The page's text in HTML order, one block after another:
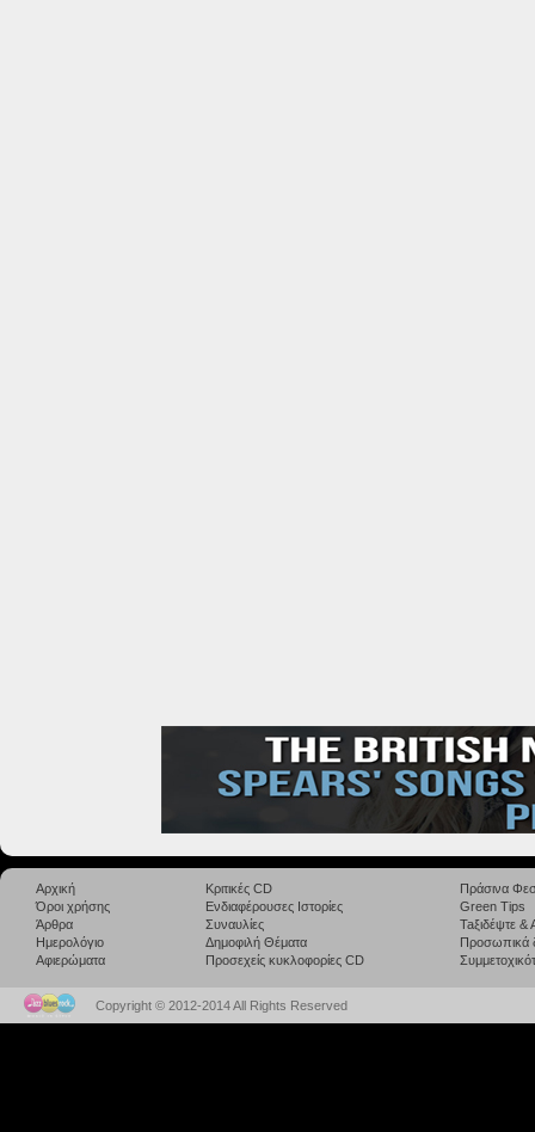
Αρχική
Όροι χρήσης
Άρθρα
Ημερολόγιο
Αφιερώματα
Κριτικές CD
Ενδιαφέρουσες Ιστορίες
Συναυλίες
Δημοφιλή Θέματα
Προσεχείς κυκλοφορίες CD
Πράσινα
Green Tips
Taξιδέψτε
Προσωπικά
Copyright © 2012-2014 All Rights Reserved